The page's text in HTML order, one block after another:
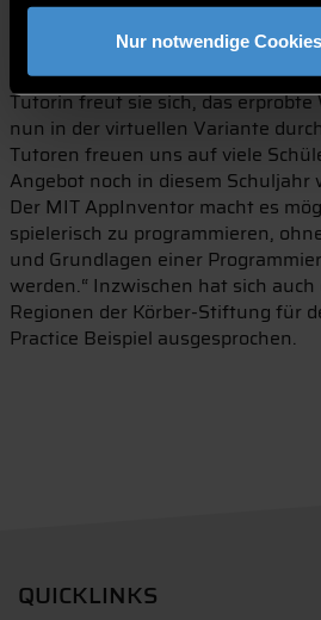
Nur notwendige
Münz unterstützt. Gemeinsam
für die Nutzung auf Microsoft-
Tutorin freut sie sich, das
nun in der virtuellen Variante
Tutoren freuen uns auf viele
Angebot noch in diesem
Der MIT AppInventor macht es
spielerisch zu programmieren,
und Grundlagen einer
werden.“ Inzwischen hat sich
Regionen der Körber-Stiftung für
Practice Beispiel ausgesprochen.
QUICKLINKS